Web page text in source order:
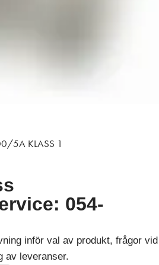
5A KLASS 1
054-
inför val av produkt, frågor vid
av leveranser.